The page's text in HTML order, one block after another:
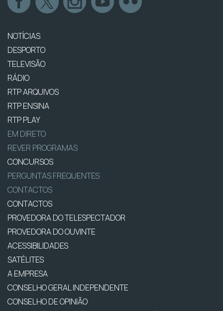
NOTÍCIAS
DESPORTO
TELEVISÃO
RÁDIO
RTP ARQUIVOS
RTP ENSINA
RTP PLAY
EM DIRETO
REVER PROGRAMAS
CONCURSOS
PERGUNTAS FREQUENTES
CONTACTOS
CONTACTOS
PROVEDORA DO TELESPECTADOR
PROVEDORA DO OUVINTE
ACESSIBILIDADES
SATÉLITES
A EMPRESA
CONSELHO GERAL INDEPENDENTE
CONSELHO DE OPINIÃO